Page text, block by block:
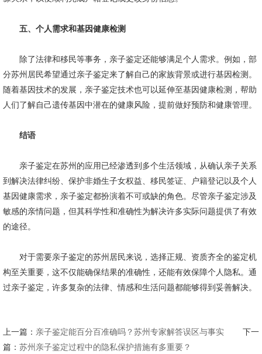
五、个人需求和基因健康检测
除了法律和移民等事务，亲子鉴定还能够满足个人需求。例如，部
分苏州居民希望通过亲子鉴定来了解自己的家族背景或进行基因检测。
随着基因技术的发展，亲子鉴定技术也可以延伸至基因健康检测，帮助
人们了解自己遗传基因中潜在的健康风险，提前做好预防和健康管理。
结语
亲子鉴定在苏州的应用已经渗透到多个生活领域，从确认亲子关系
到解决法律纠纷、保护非婚生子女权益、移民签证、户籍登记以及个人
基因健康需求，亲子鉴定都扮演着不可或缺的角色。尽管亲子鉴定涉及
敏感的亲情问题，但其科学性和准确性为解决许多实际问题提供了有效
的途径。
对于需要亲子鉴定的苏州居民来说，选择正规、资质齐全的鉴定机
构至关重要，这不仅能确保结果的准确性，还能有效保障个人隐私。通
过亲子鉴定，许多复杂的法律、情感和生活问题都能够得到妥善解决。
上一篇： 亲子鉴定能百分百准确吗？苏州专家解答误区与事实
下一
篇： 苏州亲子鉴定过程中的隐私保护措施有多重要？